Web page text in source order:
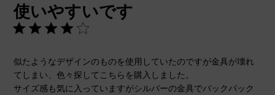
使いやすいです
似たようなデザインのものを使用していたのですが金具が壊れ
てしまい、色々探してこちらを購入しました。
サイズ感も気に入っていますがシルバーの金具でバックパック